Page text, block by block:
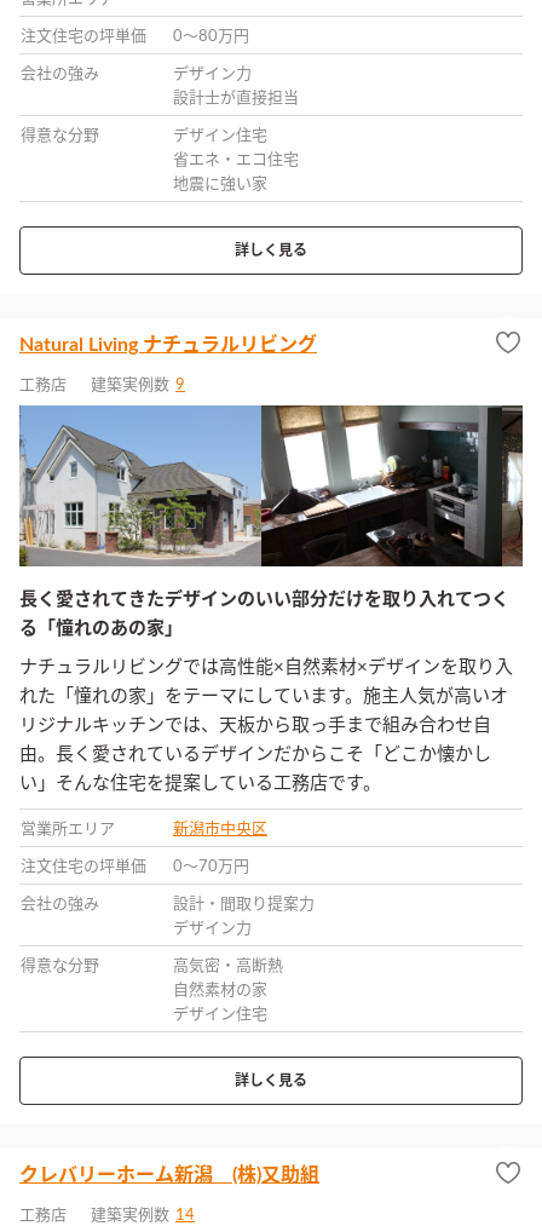
注文住宅の坪単価 0〜80万円
会社の強み
デザイン力
設計士が直接担当
得意な分野
デザイン住宅
省エネ・エコ住宅
地震に強い家
詳しく見る
Natural Living ナチュラルリビング
工務店 建築実例数 9
長く愛されてきたデザインのいい部分だけを取り入れてつく
る「憧れのあの家」
ナチュラルリビングでは高性能×自然素材×デザインを取り入
れた「憧れの家」をテーマにしています。施主人気が高いオ
リジナルキッチンでは、天板から取っ手まで組み合わせ自
由。長く愛されているデザインだからこそ「どこか懐かし
い」そんな住宅を提案している工務店です。
営業所エリア 新潟市中央区
注文住宅の坪単価 0〜70万円
会社の強み
設計・間取り提案力
デザイン力
得意な分野
高気密・高断熱
自然素材の家
デザイン住宅
詳しく見る
クレバリーホーム新潟 (株)又助組
工務店 建築実例数 14